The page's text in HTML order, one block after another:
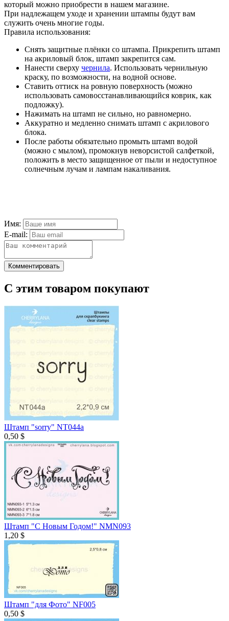
который можно приобрести в нашем магазине.
При надлежащем уходе и хранении штампы будут вам
служить очень многие годы.
Правила использования:
Снять защитные плёнки со штампа. Прикрепить штамп
на акриловый блок, штамп закрепится сам.
Нанести сверху чернила. Использовать чернильную
краску, по возможности, на водной основе.
Ставить оттиск на ровную поверхность (можно
использовать самовосстанавливающийся коврик, как
подложку).
Нажимать на штамп не сильно, но равномерно.
Аккуратно и медленно снимать штамп с акрилового
блока.
После работы обязательно промыть штамп водой
(можно с мылом), промокнув неворсистой салфеткой,
положить в место защищенное от пыли и недоступное
солнечным лучам и лампам накаливания.
Имя:
E-mail:
Комментировать
С этим товаром покупают
Штамп "sorry" NT044а
0,50 $
Штамп "С Новым Годом!" NMN093
1,20 $
Штамп "для Фото" NF005
0,50 $